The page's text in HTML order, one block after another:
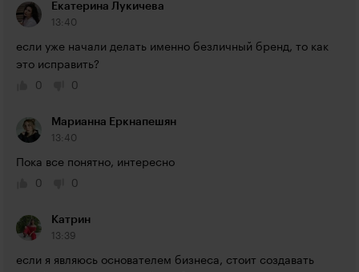
Екатерина Лукичева
13:40
если уже начали делать именно безличный бренд, то как
это исправить?
0
0
Марианна Еркнапешян
13:40
Пока все понятно, интересно
0
0
Катрин
13:39
если я являюсь основателем бизнеса, стоит создавать